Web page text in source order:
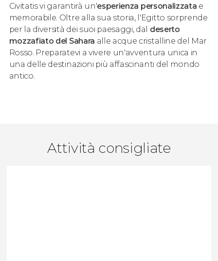
Civitatis vi garantirà un'esperienza personalizzata e
memorabile. Oltre alla sua storia, l'Egitto sorprende
per la diversità dei suoi paesaggi, dal deserto
mozzafiato del Sahara alle acque cristalline del Mar
Rosso. Preparatevi a vivere un'avventura unica in
una delle destinazioni più affascinanti del mondo
antico.
Attività consigliate